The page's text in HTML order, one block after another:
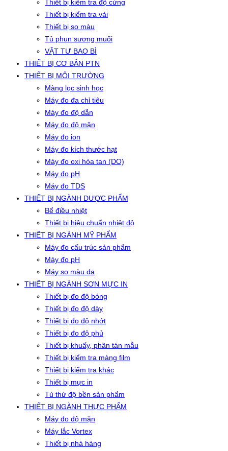
Thiết bị kiểm tra độ cứng
Thiết bị kiểm tra vải
Thiết bị so màu
Tủ phun sương muối
VẬT TƯ BAO BÌ
THIẾT BỊ CƠ BẢN PTN
THIẾT BỊ MÔI TRƯỜNG
Màng lọc sinh học
Máy đo đa chỉ tiêu
Máy đo độ dẫn
Máy đo độ mặn
Máy đo ion
Máy đo kích thước hạt
Máy đo oxi hòa tan (DO)
Máy đo pH
Máy đo TDS
THIẾT BỊ NGÀNH DƯỢC PHẨM
Bể điều nhiệt
Thiết bị hiệu chuẩn nhiệt độ
THIẾT BỊ NGÀNH MỸ PHẨM
Máy đo cấu trúc sản phẩm
Máy đo pH
Máy so màu da
THIẾT BỊ NGÀNH SƠN MỰC IN
Thiết bị đo độ bóng
Thiết bị đo độ dày
Thiết bị đo độ nhớt
Thiết bị đo độ phủ
Thiết bị khuấy, phân tán mẫu
Thiết bị kiểm tra màng film
Thiết bị kiểm tra khác
Thiết bị mực in
Tủ thử độ bền sản phẩm
THIẾT BỊ NGÀNH THỰC PHẨM
Máy đo độ mặn
Máy lắc Vortex
Thiết bị nhà hàng